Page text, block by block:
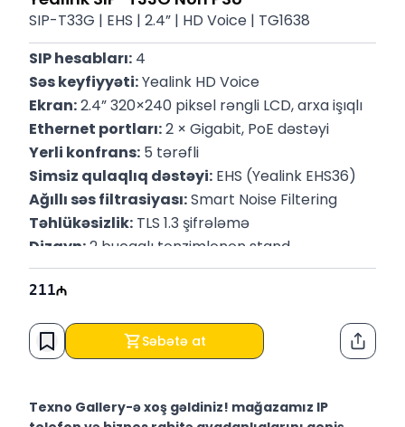
SIP-T33G | EHS | 2.4” | HD Voice | TG1638
SIP hesabları: 4
Səs keyfiyyəti: Yealink HD Voice
Ekran: 2.4” 320×240 piksel rəngli LCD, arxa işıqlı
Ethernet portları: 2 × Gigabit, PoE dəstəyi
Yerli konfrans: 5 tərəfli
Simsiz qulaqlıq dəstəyi: EHS (Yealink EHS36)
Ağıllı səs filtrasiyası: Smart Noise Filtering
Təhlükəsizlik: TLS 1.3 şifrələmə
Dizayn: 2 bucaqlı tənzimlənən stand
Zəmanət: 3 il
211
Səbətə at
Texno Gallery-ə xoş gəldiniz! mağazamız IP